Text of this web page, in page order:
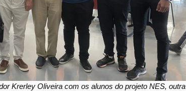
Krerley Oliveira com os alunos do projeto NES, outra